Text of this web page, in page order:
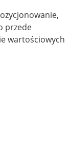
przede
wartościowych